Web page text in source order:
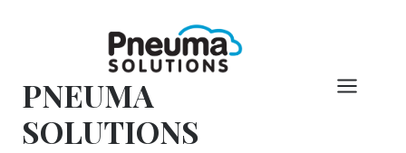
PNEUMA
SOLUTIONS